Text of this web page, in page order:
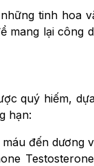
tinh hoa
mang lại công
quý hiếm,
hạn:
đến dương